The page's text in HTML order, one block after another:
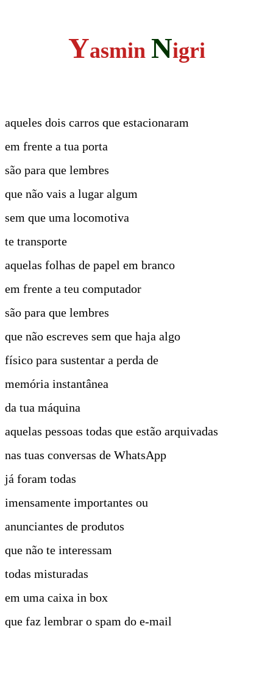
Yasmin Nigri
aqueles dois carros que estacionaram
em frente a tua porta
são para que lembres
que não vais a lugar algum
sem que uma locomotiva
te transporte
aquelas folhas de papel em branco
em frente a teu computador
são para que lembres
que não escreves sem que haja algo
físico para sustentar a perda de
memória instantânea
da tua máquina
aquelas pessoas todas que estão arquivadas
nas tuas conversas de WhatsApp
já foram todas
imensamente importantes ou
anunciantes de produtos
que não te interessam
todas misturadas
em uma caixa in box
que faz lembrar o spam do e-mail